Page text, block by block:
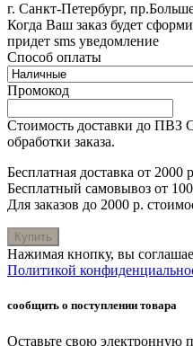
г. Санкт-Петербург,
Когда Ваш заказ будет
придет sms уведомление
Способ оплаты
Промокод
Стоимость доставки до ПВЗ
обработки заказа.
Бесплатная доставка от
Бесплатный самовывоз от
Для заказов до 2000 р.
Купить
Нажимая кнопку, вы
Политикой
сообщить о поступлении товара
Оставьте свою электронную